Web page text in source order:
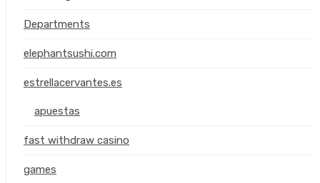
Departments
elephantsushi.com
estrellacervantes.es
apuestas
fast withdraw casino
games